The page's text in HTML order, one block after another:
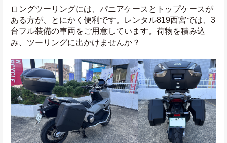
ロングツーリングには、パニアケースとトップケースが
ある方が、とにかく便利です。レンタル819西宮では、3
台フル装備の車両をご用意しています。荷物を積み込
み、ツーリングに出かけませんか？